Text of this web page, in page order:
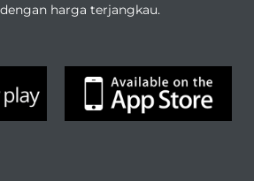
harga terjangkau.